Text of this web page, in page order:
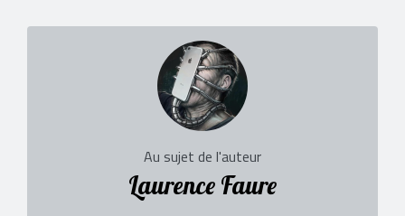
Au sujet de l'auteur
Laurence Faure